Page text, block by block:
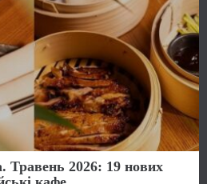
Травень 2026: 19 нових